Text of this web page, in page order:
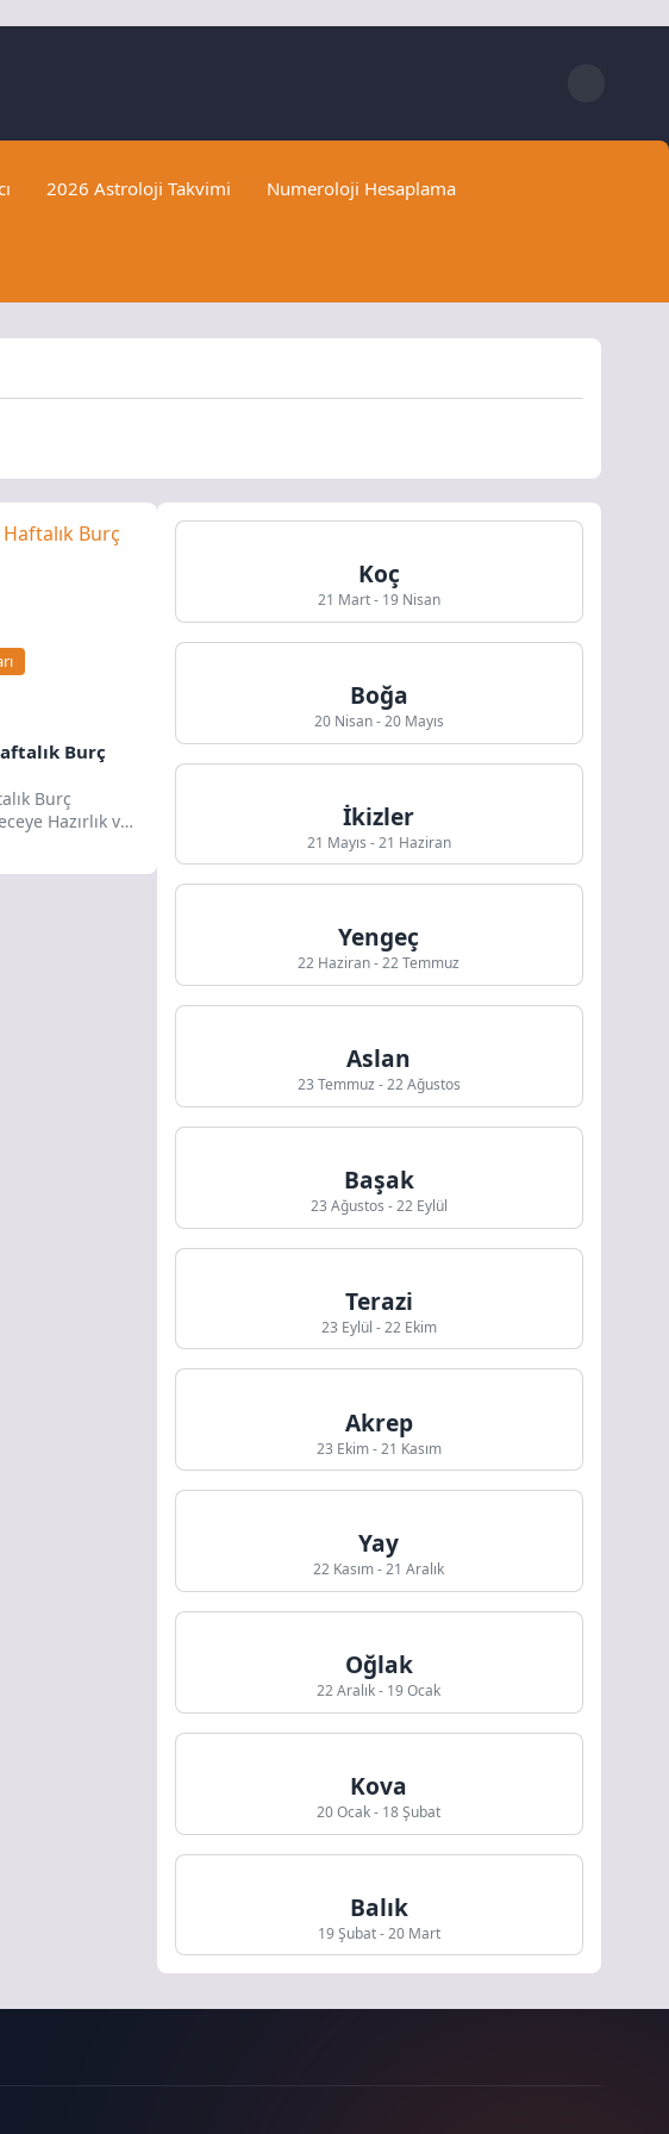
2026 Astroloji Takvimi Numeroloji Hesaplama
Burç
Burç
Hazırlık ve
Koç
21 Mart - 19 Nisan
Boğa
20 Nisan - 20 Mayıs
İkizler
21 Mayıs - 21 Haziran
Yengeç
22 Haziran - 22 Temmuz
Aslan
23 Temmuz - 22 Ağustos
Başak
23 Ağustos - 22 Eylül
Terazi
23 Eylül - 22 Ekim
Akrep
23 Ekim - 21 Kasım
Yay
22 Kasım - 21 Aralık
Oğlak
22 Aralık - 19 Ocak
Kova
20 Ocak - 18 Şubat
Balık
19 Şubat - 20 Mart